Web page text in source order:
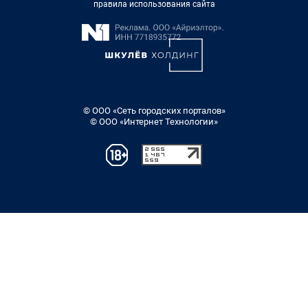
правила использования сайта
© ООО «Сеть городских порталов»
© ООО «Интернет Технологии»